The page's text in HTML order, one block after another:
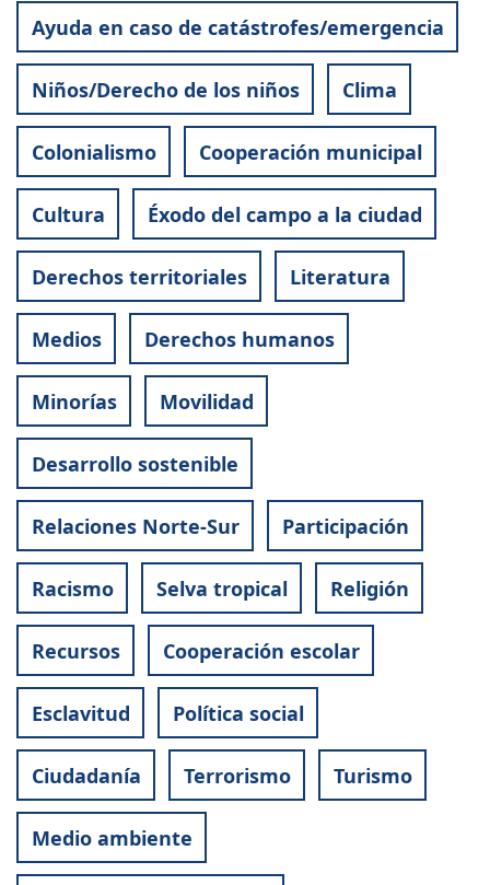
Ayuda en caso de catástrofes/emergencia
Niños/Derecho de los niños Clima
Colonialismo Cooperación municipal
Cultura Éxodo del campo a la ciudad
Derechos territoriales Literatura
Medios Derechos humanos
Minorías Movilidad
Desarrollo sostenible
Relaciones Norte-Sur Participación
Racismo Selva tropical Religión
Recursos Cooperación escolar
Esclavitud Política social
Ciudadanía Terrorismo Turismo
Medio ambiente